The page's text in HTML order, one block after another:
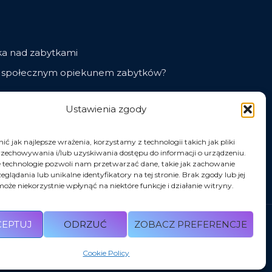
Ustawienia zgody
jak najlepsze wrażenia, korzystamy z technologii takich jak pliki
i/lub uzyskiwania dostępu do informacji o urządzeniu.
technologie pozwoli nam przetwarzać dane, takie jak zachowanie
lub unikalne identyfikatory na tej stronie. Brak zgody lub jej
niekorzystnie wpłynąć na niektóre funkcje i działanie witryny.
ODRZUĆ ZOBACZ PREFERENCJE
Cookie Policy
nad zabytkami
społecznym opiekunem zabytków?